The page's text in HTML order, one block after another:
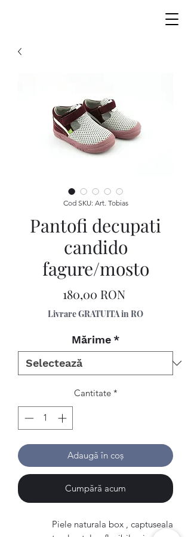
Cod SKU: Art. Tobias
Pantofi decupati
candido
fagure/mosto
180,00 RONPreț
Livrare GRATUITA in RO
Mărime *
Cantitate *
Adaugă în coș
Cumpără acum
Piele naturala box , captuseala